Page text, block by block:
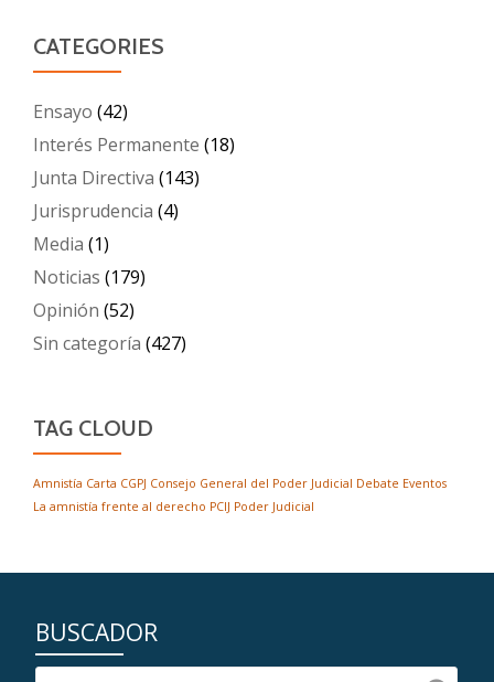
CATEGORIES
Ensayo (42)
Interés Permanente (18)
Junta Directiva (143)
Jurisprudencia (4)
Media (1)
Noticias (179)
Opinión (52)
Sin categoría (427)
TAG CLOUD
Amnistía Carta CGPJ Consejo General del Poder Judicial Debate Eventos
La amnistía frente al derecho PCIJ Poder Judicial
BUSCADOR